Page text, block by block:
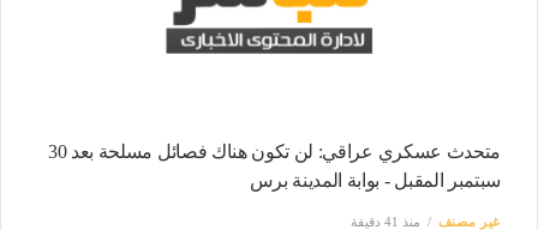
متحدث عسكري عراقي: لن تكون هناك فصائل مسلحة بعد 30
سبتمبر المقبل - بوابة المدينة برس
غير مصنف منذ 41 دقيقة